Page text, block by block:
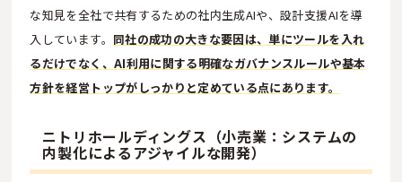
な知見を全社で共有するための社内生成AIや、設計支援AIを導
入しています。 同社の成功の大きな要因は、単にツールを入れ
るだけでなく、AI利用に関する明確なガバナンスルールや基本
方針を経営トップがしっかりと定めている点にあります。
ニトリホールディングス（小売業：システムの
内製化によるアジャイルな開発）